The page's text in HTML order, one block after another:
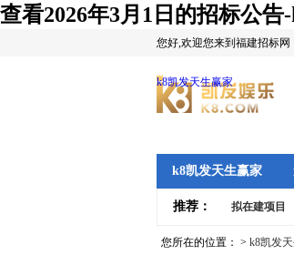
查看2026年3月1日的招标公告
您好,欢迎您来到福建招标网
k8凯发天生赢家
k8凯发天生赢家
推荐： 拟在建项目
您所在的位置： > k8凯发